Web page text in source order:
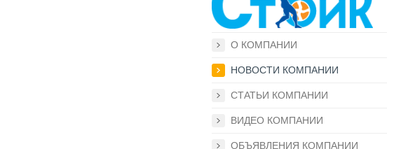
О КОМПАНИИ
НОВОСТИ КОМПАНИИ
СТАТЬИ КОМПАНИИ
ВИДЕО КОМПАНИИ
ОБЪЯВЛЕНИЯ КОМПАНИИ